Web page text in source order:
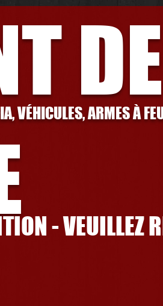
DE
VÉHICULES, ARMES À
- VEUILLEZ